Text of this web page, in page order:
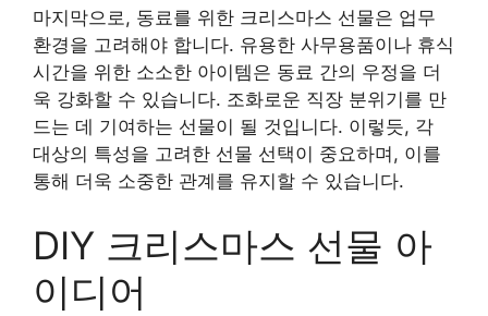
마지막으로, 동료를 위한 크리스마스 선물은 업무
환경을 고려해야 합니다. 유용한 사무용품이나 휴식
시간을 위한 소소한 아이템은 동료 간의 우정을 더
욱 강화할 수 있습니다. 조화로운 직장 분위기를 만
드는 데 기여하는 선물이 될 것입니다. 이렇듯, 각
대상의 특성을 고려한 선물 선택이 중요하며, 이를
통해 더욱 소중한 관계를 유지할 수 있습니다.
DIY 크리스마스 선물 아
이디어